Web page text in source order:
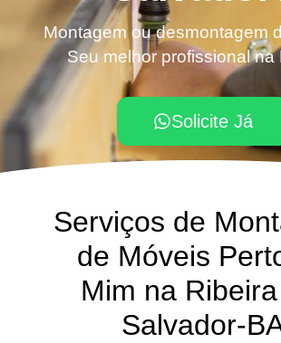
Montagem ou desmontagem
Seu melhor profissional na
Solicite Já
Serviços de
de Móveis
Mim na
Salvador-